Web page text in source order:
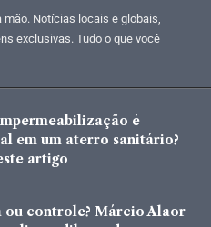
Notícias locais e globais,
exclusivas. Tudo o que você
é
em um aterro sanitário?
artigo
ou controle? Márcio Alaor